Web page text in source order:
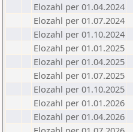
Elozahl per 01.04.2024
Elozahl per 01.07.2024
Elozahl per 01.10.2024
Elozahl per 01.01.2025
Elozahl per 01.04.2025
Elozahl per 01.07.2025
Elozahl per 01.10.2025
Elozahl per 01.01.2026
Elozahl per 01.04.2026